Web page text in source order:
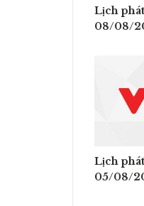
Lịch
08/08/
Lịch
05/08/